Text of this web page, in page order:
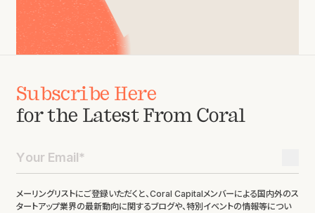
Subscribe Here
for the Latest From Coral
メーリングリストにご登録いただくと、Coral Capitalメンバーによる国内外のス
タートアップ業界の最新動向に関するブログや、特別イベントの情報等につい